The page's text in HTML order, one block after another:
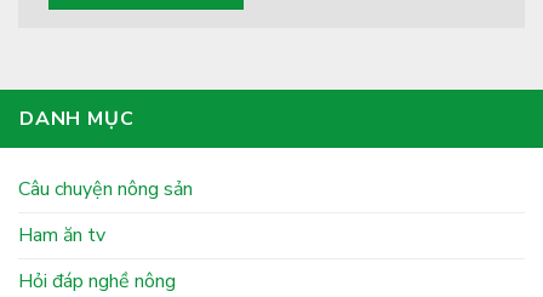
DANH MỤC
Câu chuyện nông sản
Ham ăn tv
Hỏi đáp nghề nông